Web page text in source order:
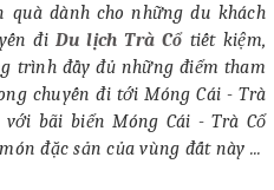
ngủ cùng bố mẹ, vé bố mẹ
tour, ăn xuất riêng, ngủ cùng
tour.
dành cho những du khách
đi Du lịch Trà Cổtiết kiệm,
trình đầy đủ những điểm tham
chuyến đi tới Móng Cái - Trà
bãi biển Móng Cái - Trà Cổ
đặc sản của vùng đất này ...